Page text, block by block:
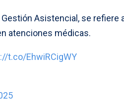
Asistencial, se refiere
atenciones médicas.
t.co/EhwiRCigWY